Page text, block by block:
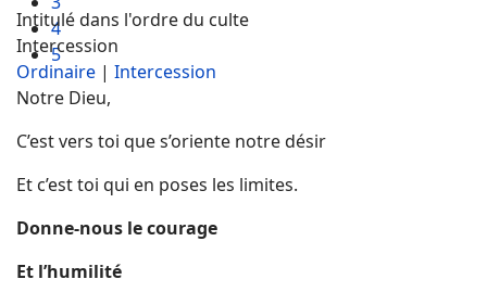
4
5
Intitulé dans l'ordre du culte
Intercession
Ordinaire | Intercession
Notre Dieu,
C’est vers toi que s’oriente notre désir
Et c’est toi qui en poses les limites.
Donne-nous le courage
Et l’humilité